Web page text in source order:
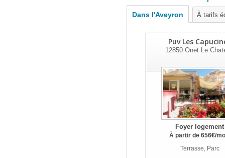
Dans l'Aveyron À tarifs
Puv Les
12850 Onet Le
Foyer logement
À partir de 656€/
Terrasse, Parc